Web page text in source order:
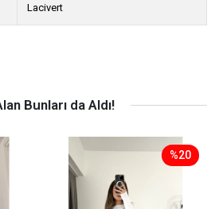
Lacivert
Bunları da Aldı!
%20